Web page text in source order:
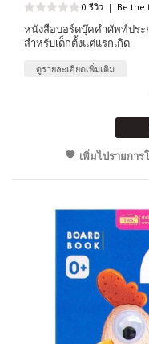
0 รีวิว | Be the
หนังสือบอร์ดบุ๊คคำศัพท์ประก
สำหรับเด็กตั้งแต่แรกเกิด
ดูรายละเอียดเพิ่มเติม
เพิ่มไปรายการ